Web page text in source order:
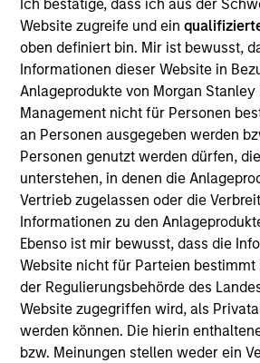
Ich bestätige, dass ich aus der
Website zugreife und ein
oben definiert bin. Mir ist bewusst,
Informationen dieser Website in
Anlageprodukte von Morgan
Management nicht für Personen
an Personen ausgegeben werden
Personen genutzt werden dürfen,
unterstehen, in denen die
Vertrieb zugelassen oder die
Informationen zu den
Ebenso ist mir bewusst, dass die
Website nicht für Parteien bestimmt
der Regulierungsbehörde des
Website zugegriffen wird, als
werden können. Die hierin
bzw. Meinungen stellen weder ein
a Doctorate in English Literature
College, Oxford, a Masters in
York and an M.B.A. from Queens’
Cambridge.
International Equity Team
Global Franchise Strategy
Concentrated portfolio of
global businesses,
to-replicate intangible
on operating capital
free cash flow generation.